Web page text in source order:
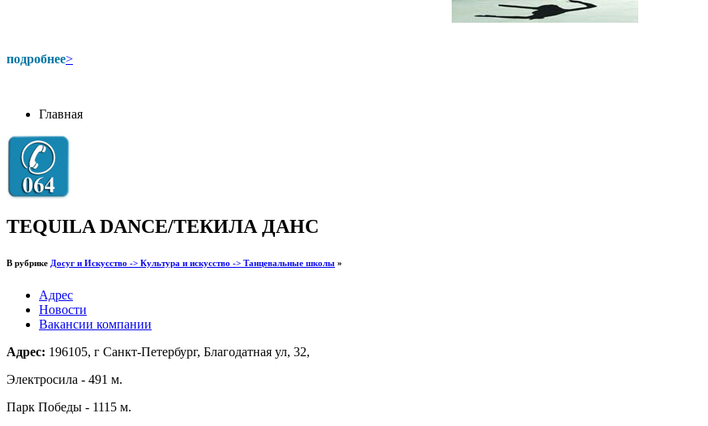
подробнее>
Главная
TEQUILA DANCE/ТЕКИЛА ДАНС
В рубрике Досуг и Искусство -> Культура и искусство -> Танцевальные школы »
Адрес
Новости
Вакансии компании
Адрес: 196105, г Санкт-Петербург, Благодатная ул, 32,
Электросила - 491 м.
Парк Победы - 1115 м.